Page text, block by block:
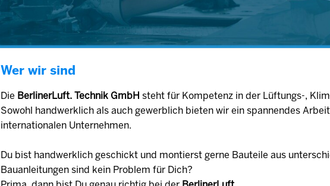
Wer wir sind
Die BerlinerLuft. Technik GmbH steht für Kompetenz in der Lüftungs-,
Sowohl handwerklich als auch gewerblich bieten wir ein spannendes
internationalen Unternehmen.
Du bist handwerklich geschickt und montierst gerne Bauteile aus
Bauanleitungen sind kein Problem für Dich?